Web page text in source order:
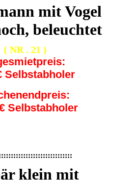
mit Vogel
beleuchtet
( NR . 21 )
Selbstabholer
Selbstabholer
klein mit